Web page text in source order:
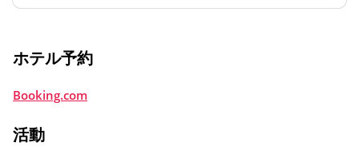
ホテル予約
Booking.com
活動